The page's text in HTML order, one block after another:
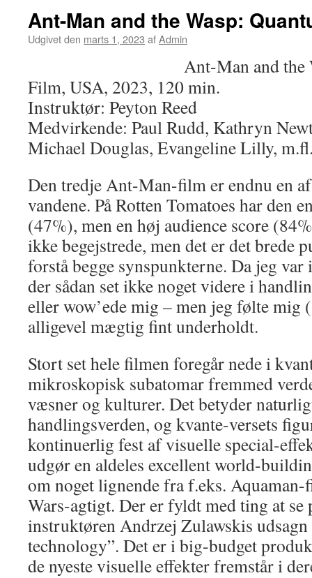
Ant-Man and the Wasp:
Udgivet den marts 1, 2023 afAdmin
Ant-Man and the
Film, USA, 2023, 120 min.
Instruktør: Peyton Reed
Medvirkende: Paul Rudd, Kathryn
Michael Douglas, Evangeline Lilly,
Den tredje Ant-Man-film er endnu en
vandene. På Rotten Tomatoes har den
(47%), men en høj audience score
ikke begejstrede, men det er det brede
forstå begge synspunkterne. Da jeg
der sådan set ikke noget videre i
eller wow’ede mig – men jeg følte mig
alligevel mægtig fint underholdt.
Stort set hele filmen foregår nede i
mikroskopisk subatomar fremmed
væsner og kulturer. Det betyder
handlingsverden, og kvante-versets
kontinuerlig fest af visuelle special-
udgør en aldeles excellent world-
om noget lignende fra f.eks.
Wars-agtigt. Der er fyldt med ting at se
instruktøren Andrzej Zulawskis udsagn
technology”. Det er i big-budget
de nyeste visuelle effekter fremstår i